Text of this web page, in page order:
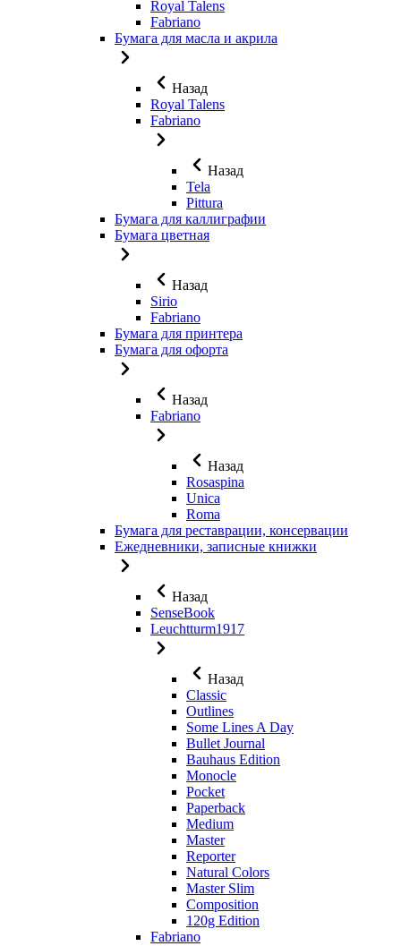
Royal Talens
Fabriano
Бумага для масла и акрила
Назад
Royal Talens
Fabriano
Назад
Tela
Pittura
Бумага для каллиграфии
Бумага цветная
Назад
Sirio
Fabriano
Бумага для принтера
Бумага для офорта
Назад
Fabriano
Назад
Rosaspina
Unica
Roma
Бумага для реставрации, консервации
Ежедневники, записные книжки
Назад
SenseBook
Leuchtturm1917
Назад
Classic
Outlines
Some Lines A Day
Bullet Journal
Bauhaus Edition
Monocle
Pocket
Paperback
Medium
Master
Reporter
Natural Colors
Master Slim
Composition
120g Edition
Fabriano